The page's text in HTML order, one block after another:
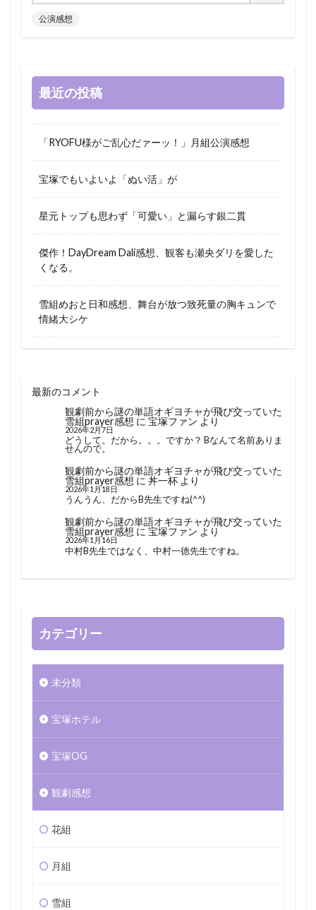
公演感想
最近の投稿
「RYOFU様がご乱心だァーッ！」月組公演感想
宝塚でもいよいよ「ぬい活」が
星元トップも思わず「可愛い」と漏らす銀二貫
傑作！DayDream Dali感想、観客も瀬央ダリを愛した
くなる。
雪組めおと日和感想、舞台が放つ致死量の胸キュンで
情緒大シケ
最新のコメント
観劇前から謎の単語オギヨチャが飛び交っていた
雪組prayer感想 に 宝塚ファン より
2026年2月7日
どうして。だから。。。ですか？ Bなんて名前ありま
せんので。
観劇前から謎の単語オギヨチャが飛び交っていた
雪組prayer感想 に 丼一杯より
2026年1月18日
うんうん、だからB先生ですね(^^)
観劇前から謎の単語オギヨチャが飛び交っていた
雪組prayer感想 に 宝塚ファン より
2026年1月16日
中村B先生ではなく、中村一徳先生ですね。
カテゴリー
未分類
宝塚ホテル
宝塚OG
観劇感想
花組
月組
雪組